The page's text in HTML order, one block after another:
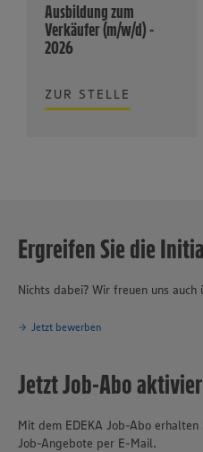
Ausbildung zum
Verkäufer (m/w/d) -
2026
ZUR STELLE
Ergreifen Sie die
Nichts dabei? Wir freuen uns
Jetzt bewerben
Jetzt Job-Abo
Mit dem EDEKA Job-Abo
Job-Angebote per E-Mail.